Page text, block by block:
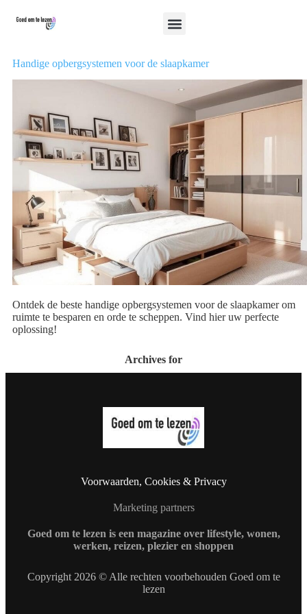
Handige opbergsystemen voor de slaapkamer
Ontdek de beste handige opbergsystemen voor de slaapkamer om
ruimte te besparen en orde te scheppen. Vind hier uw perfecte
oplossing!
Archives for
Voorwaarden, Cookies & Privacy
Marketing partners
Goed om te lezen is een magazine over lifestyle, wonen,
werken, reizen, plezier en shoppen
Copyright 2026 © Alle rechten voorbehouden Goed om te
lezen